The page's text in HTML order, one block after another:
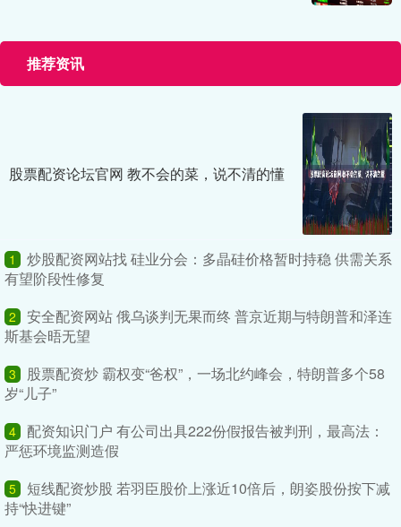
推荐资讯
股票配资论坛官网 教不会的菜，说不清的懂
1
炒股配资网站找 硅业分会：多晶硅价格暂时持稳 供需关系
有望阶段性修复
2
安全配资网站 俄乌谈判无果而终 普京近期与特朗普和泽连
斯基会晤无望
3
股票配资炒 霸权变“爸权”，一场北约峰会，特朗普多个58
岁“儿子”
4
配资知识门户 有公司出具222份假报告被判刑，最高法：
严惩环境监测造假
5
短线配资炒股 若羽臣股价上涨近10倍后，朗姿股份按下减
持“快进键”